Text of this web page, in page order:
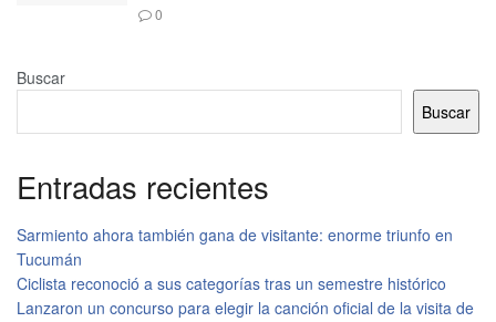
0
Buscar
Buscar
Entradas recientes
Sarmiento ahora también gana de visitante: enorme triunfo en
Tucumán
Ciclista reconoció a sus categorías tras un semestre histórico
Lanzaron un concurso para elegir la canción oficial de la visita de